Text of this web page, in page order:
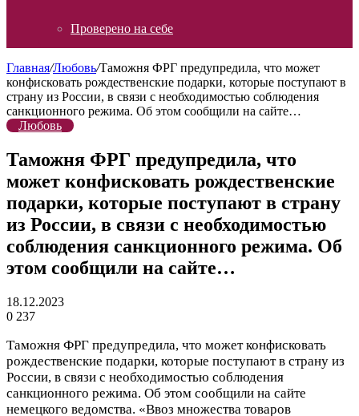
Проверено на себе
Главная/Любовь/Таможня ФРГ предупредила, что может
конфисковать рождественские подарки, которые поступают в
страну из России, в связи с необходимостью соблюдения
санкционного режима. Об этом сообщили на сайте…
Любовь
Таможня ФРГ предупредила, что
может конфисковать рождественские
подарки, которые поступают в страну
из России, в связи с необходимостью
соблюдения санкционного режима. Об
этом сообщили на сайте…
18.12.2023
0 237
Таможня ФРГ предупредила, что может конфисковать
рождественские подарки, которые поступают в страну из
России, в связи с необходимостью соблюдения
санкционного режима. Об этом сообщили на сайте
немецкого ведомства. «Ввоз множества товаров